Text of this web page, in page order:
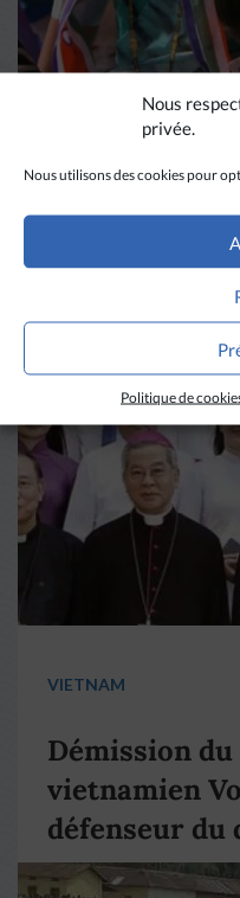
Nous
privée.
Nous utilisons des cookies pour
Politique de
DIVERS HORIZONS
La revue de
semaine du
VIETNAM
Démission
vietnamien
défenseur du
pape François